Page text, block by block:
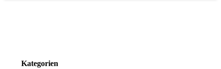
Kategorien